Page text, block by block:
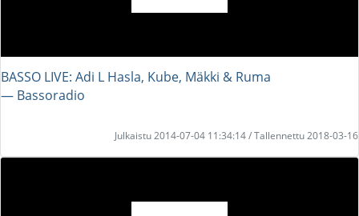
BASSO LIVE: Adi L Hasla, Kube, Mäkki & Ruma
― Bassoradio
Julkaistu 2014-07-04 11:34:14 / Tallennettu 2018-03-16